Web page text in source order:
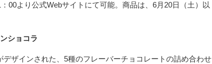
00より公式Webサイトにて可能。商品は、6月20日（土）以
ショコラ
デザインされた、5種のフレーバーチョコレートの詰め合わせ